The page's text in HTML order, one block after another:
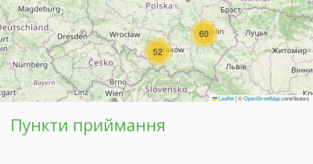
60
52
Leaflet|©OpenStreetMapcontributors
Пункти приймання